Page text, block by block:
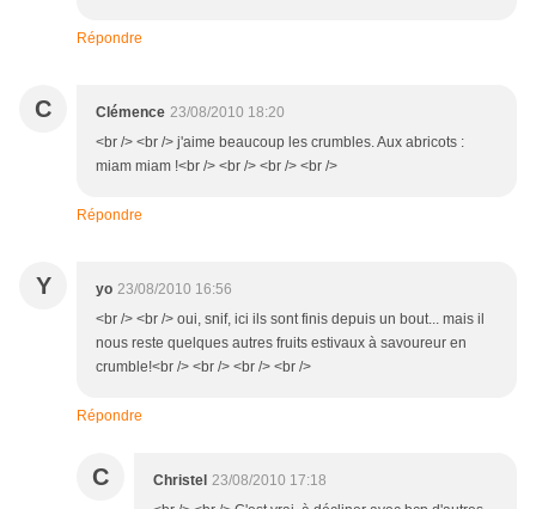
Répondre
C Clémence 23/08/2010 18:20
<br /> <br /> j'aime beaucoup les crumbles. Aux abricots :
miam miam !<br /> <br /> <br /> <br />
Répondre
Y yo 23/08/2010 16:56
<br /> <br /> oui, snif, ici ils sont finis depuis un bout... mais il
nous reste quelques autres fruits estivaux à savoureur en
crumble!<br /> <br /> <br /> <br />
Répondre
C Christel 23/08/2010 17:18